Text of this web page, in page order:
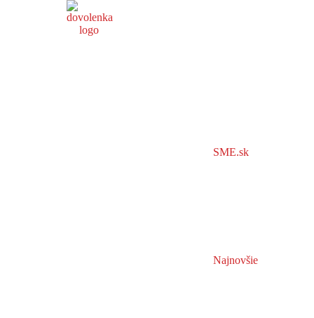
SME.sk
Najnovšie